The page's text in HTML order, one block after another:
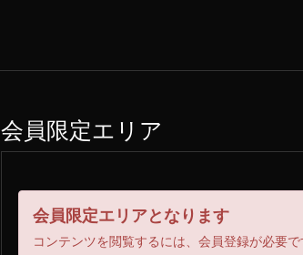
会員限定エリア
会員限定エリアとなります
コンテンツを閲覧するには、会員登録が必要で